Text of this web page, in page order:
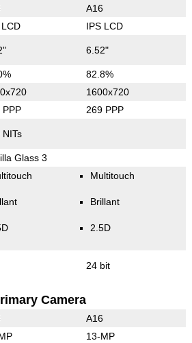
A16
IPS LCD
6.52"
82.8%
1600x720
PPP 269 PPP
Glass 3
Multitouch
Brillant
2.5D
24 bit
Camera
A16
13-MP